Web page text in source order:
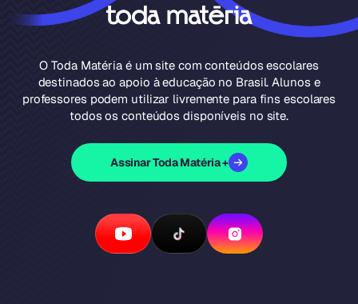
O Toda Matéria é um site com conteúdos escolares
destinados ao apoio à educação no Brasil. Alunos e
professores podem utilizar livremente para fins escolares
todos os conteúdos disponíveis no site.
Assinar Toda Matéria +